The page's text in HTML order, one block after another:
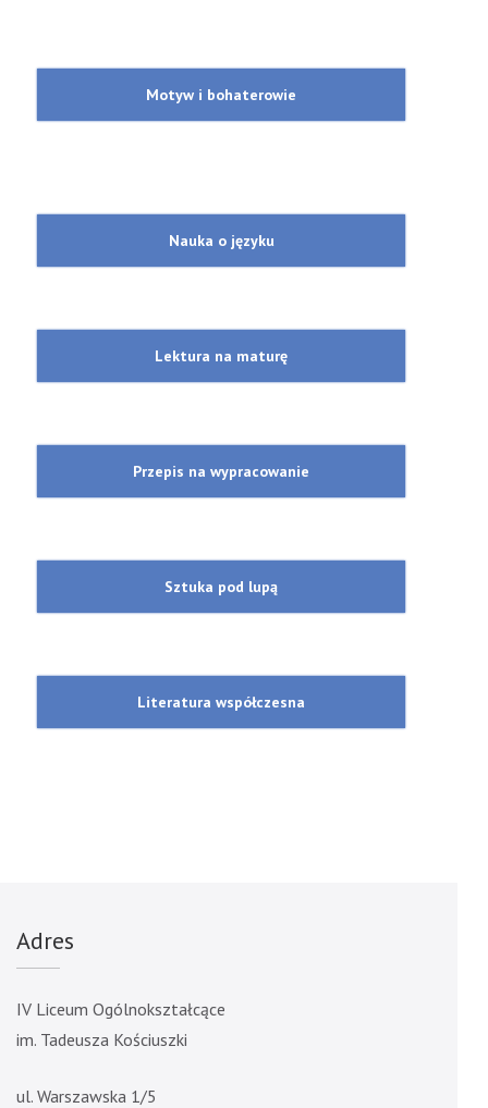
Motyw i bohaterowie
Nauka o języku
Lektura na maturę
Przepis na wypracowanie
Sztuka pod lupą
Literatura współczesna
Adres
IV Liceum Ogólnokształcące
im. Tadeusza Kościuszki
ul. Warszawska 1/5